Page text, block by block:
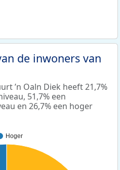
de inwoners van
’n Oaln Diek heeft 21,7%
51,7% een
en 26,7% een hoger
Hoger